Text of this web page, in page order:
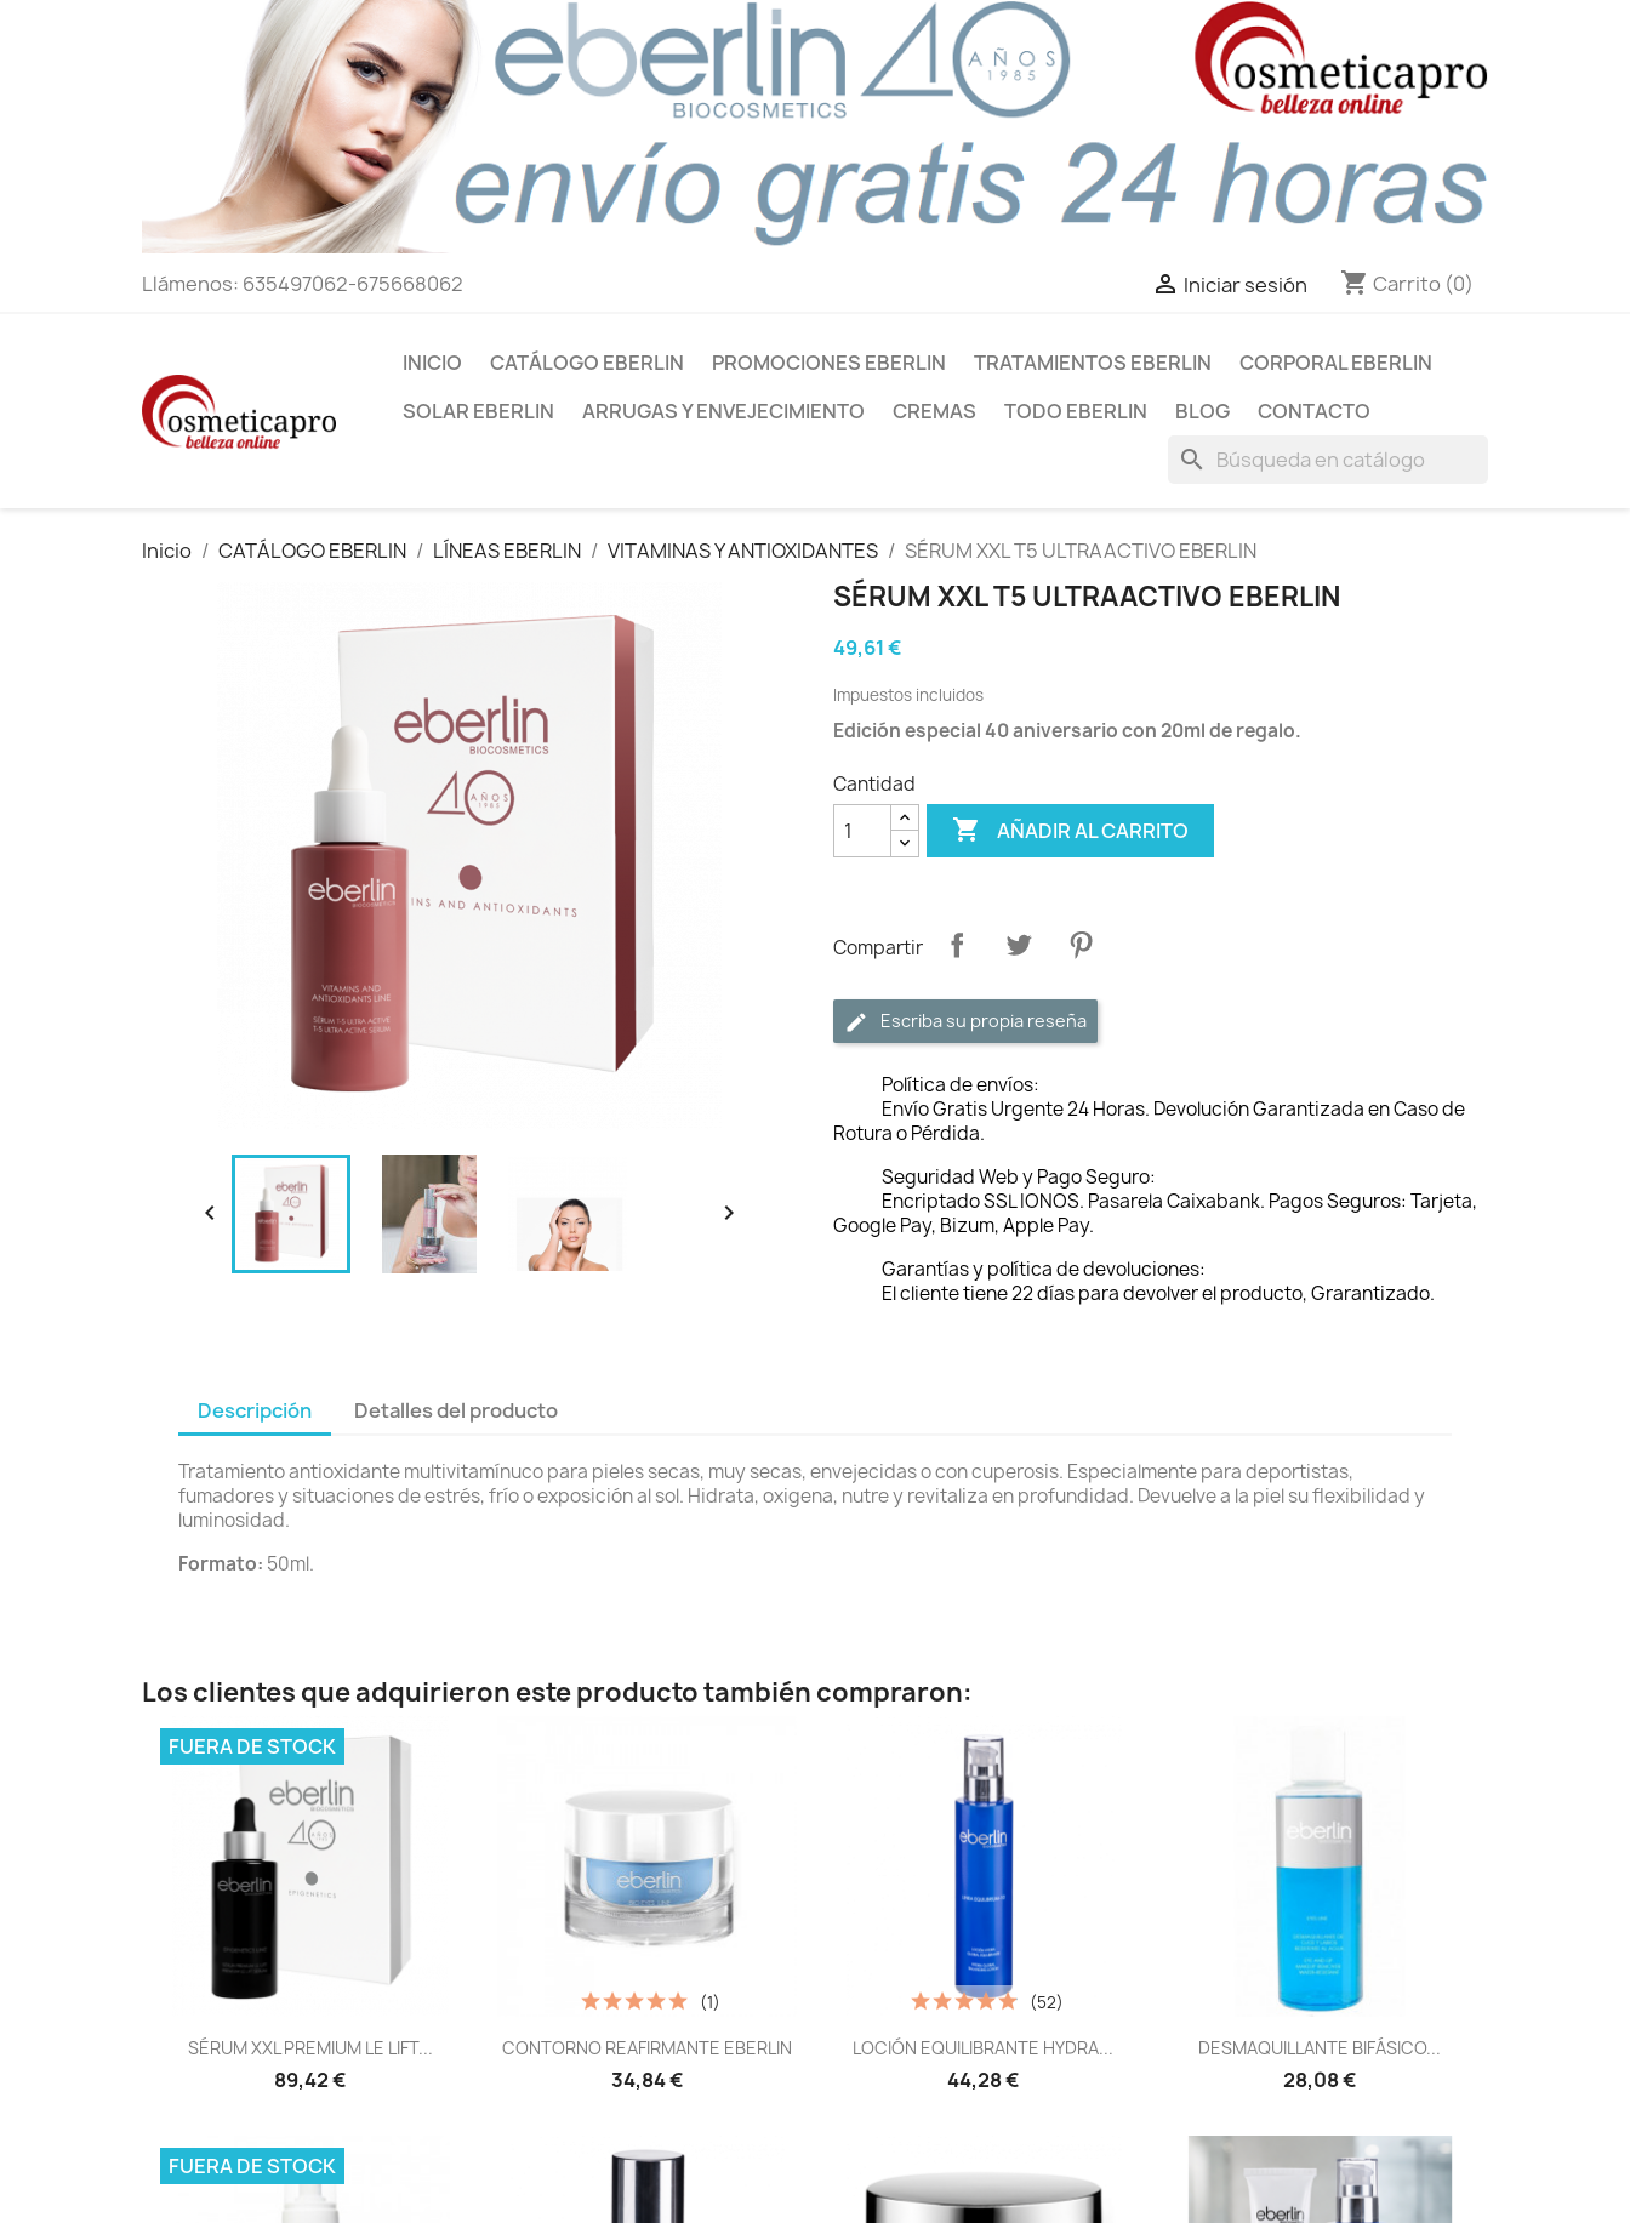
Llámenos: 635497062-675668062  Iniciar sesión shopping_cart Carrito (0)
INICIO CATÁLOGO EBERLIN PROMOCIONES EBERLIN TRATAMIENTOS EBERLIN
CORPORAL EBERLIN
SOLAR EBERLIN
ARRUGAS Y ENVEJECIMIENTO CREMAS TODO EBERLIN BLOG CONTACTO
search
Inicio CATÁLOGO EBERLIN LÍNEAS EBERLIN VITAMINAS Y ANTIOXIDANTES SÉRUM XXL T5 ULTRAACTIVO EBERLIN
 
SÉRUM XXL T5 ULTRAACTIVO EBERLIN
49,61 €
Impuestos incluidos
Edición especial 40 aniversario con 20ml de regalo.
Cantidad
 AÑADIR AL CARRITO
Compartir
Escriba su propia reseña
Política de envíos:
Envío Gratis Urgente 24 Horas. Devolución Garantizada en Caso de
Rotura o Pérdida.
Seguridad Web y Pago Seguro:
Encriptado SSL IONOS. Pasarela Caixabank. Pagos Seguros: Tarjeta,
Google Pay, Bizum, Apple Pay.
Garantías y política de devoluciones:
El cliente tiene 22 días para devolver el producto, Grarantizado.
Descripción Detalles del producto
Tratamiento antioxidante multivitamínuco para pieles secas, muy secas, envejecidas o con cuperosis. Especialmente para deportistas,
fumadores y situaciones de estrés, frío o exposición al sol. Hidrata, oxigena, nutre y revitaliza en profundidad. Devuelve a la piel su flexibilidad y
luminosidad.
Formato: 50ml.
Los clientes que adquirieron este producto también compraron:
Vista rápida
SÉRUM XXL PREMIUM LE LIFT...
89,42 €
FUERA DE STOCK
Vista rápida
CONTORNO REAFIRMANTE EBERLIN
34,84 €
(1)
Vista rápida
LOCIÓN EQUILIBRANTE HYDRA...
44,28 €
(52)
 Vista rápida
DESMAQUILLANTE BIFÁSICO...
28,08 €
FUERA DE STOCK